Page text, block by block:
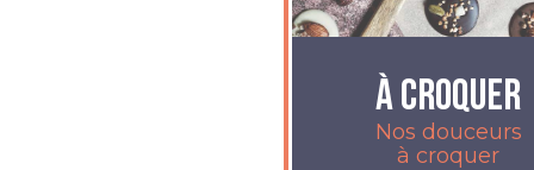
À croquer
Nos douceurs
à croquer